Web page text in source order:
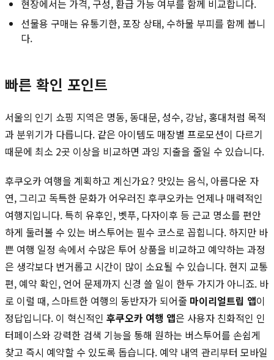
현장에서는 가격, 구성, 환급 가능 여부를 함께 비교합니다.
선물용 구매는 유통기한, 포장 상태, 수하물 부피를 함께 봅니
다.
빠른 확인 포인트
서울의 인기 쇼핑 지역은 명동, 동대문, 성수, 강남, 홍대처럼 목적
과 분위기가 다릅니다. 같은 아이템도 매장별 프로모션이 다르기
때문에 최소 2곳 이상을 비교하면 과잉 지출을 줄일 수 있습니다.
후쿠오카 여행을 계획하고 계신가요? 맛있는 음식, 아름다운 자
연, 그리고 독특한 문화가 어우러진 후쿠오카는 언제나 매력적인
여행지입니다. 특히 유후인, 벳푸, 다자이후 등 근교 명소를 편안
하게 둘러볼 수 있는 버스투어는 필수 코스로 꼽힙니다. 하지만 바
쁜 여행 일정 속에서 수많은 투어 상품을 비교하고 예약하는 과정
은 생각보다 번거롭고 시간이 많이 소요될 수 있습니다. 현지 교통
편, 예약 확인, 언어 문제까지 신경 쓸 일이 한두 가지가 아니죠. 바
로 이럴 때, 스마트한 여행의 동반자가 되어줄 마이리얼트립 앱이
정답입니다. 이 혁신적인 후쿠오카 여행 앱은 사용자 친화적인 인
터페이스와 강력한 검색 기능을 통해 원하는 버스투어를 손쉽게
찾고 즉시 예약할 수 있도록 돕습니다. 예약 내역 관리부터 모바일